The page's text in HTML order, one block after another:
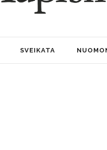
SVEIKATA